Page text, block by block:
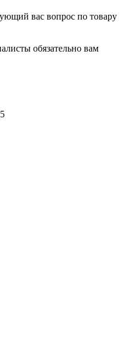
вас вопрос по товару
обязательно вам